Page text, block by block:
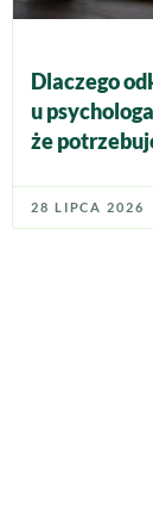
Dlaczego
u
że
28 LIPCA 2026